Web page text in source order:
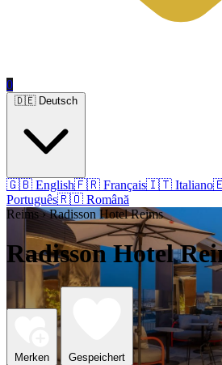
0
🇬🇧 English🇫🇷 Français🇮🇹 Italiano
Português🇷🇴 Română
Reims › Radisson Hotel Reims
Radisson Hotel
Merken Gespeichert